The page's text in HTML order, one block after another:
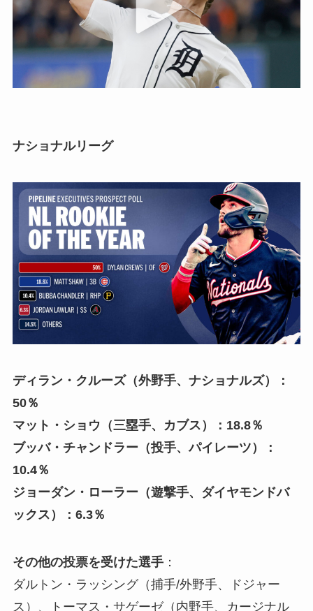
ナショナルリーグ
ディラン・クルーズ（外野手、ナショナルズ）：
50％
マット・ショウ（三塁手、カブス）：18.8％
ブッバ・チャンドラー（投手、パイレーツ）：
10.4％
ジョーダン・ローラー（遊撃手、ダイヤモンドバ
ックス）：6.3％
その他の投票を受けた選手：
ダルトン・ラッシング（捕手/外野手、ドジャー
ス）、トーマス・サゲーゼ（内野手、カージナル